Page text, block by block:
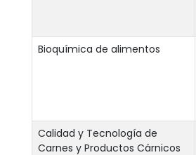
Bioquímica de alimentos
Calidad y Tecnología de
Carnes y Productos Cárnicos